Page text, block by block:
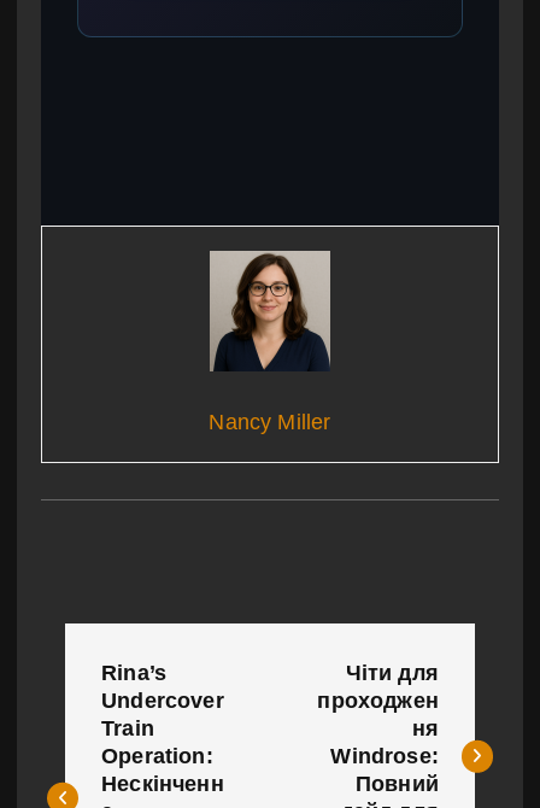
Nancy Miller
і
Rina’s
Undercover
Train
Operation:
Нескінченн
Чіти для
проходжен
ня
Windrose:
Повний